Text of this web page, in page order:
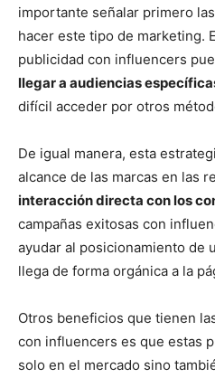
importante señalar primero
hacer este tipo de marketing.
publicidad con influencers
llegar a audiencias
difícil acceder por otros
De igual manera, esta
alcance de las marcas en las
interacción directa con los
campañas exitosas con
ayudar al posicionamiento de
llega de forma orgánica a la
Otros beneficios que tienen
con influencers es que estas
solo en el mercado sino